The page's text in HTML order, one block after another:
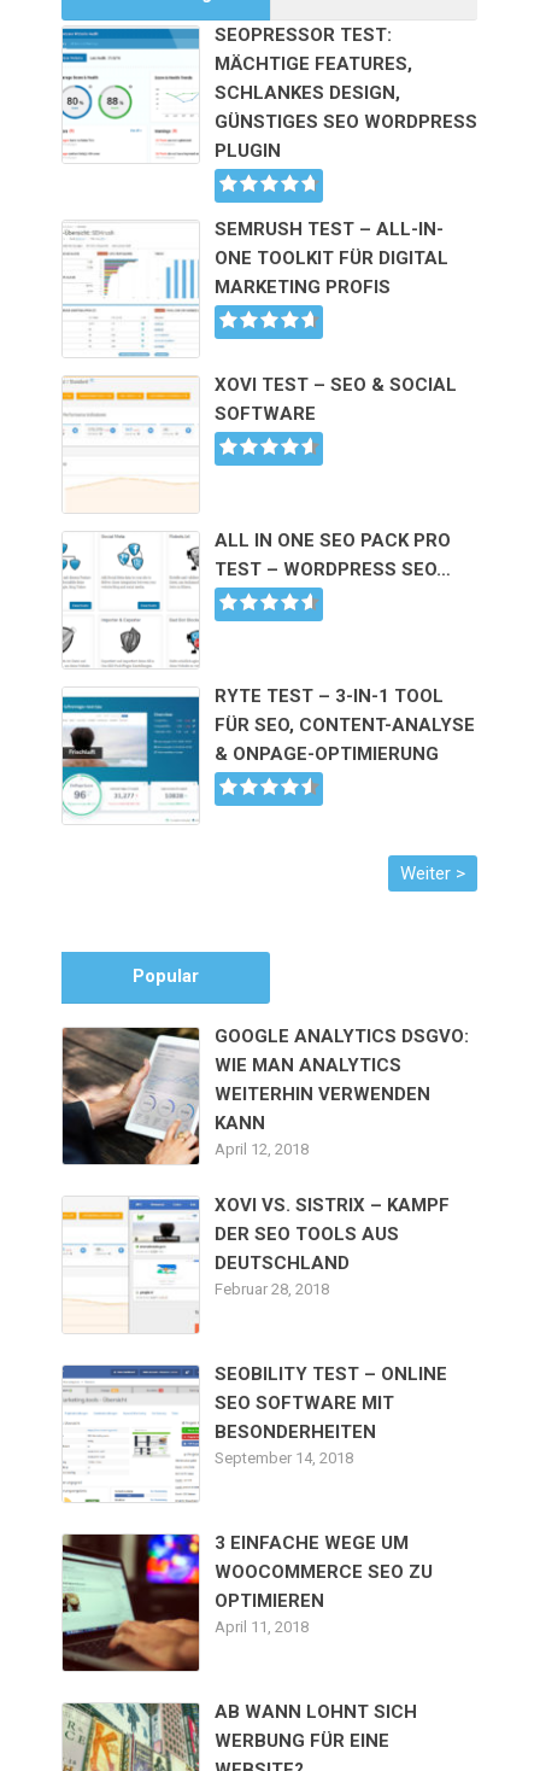
SEOPRESSOR TEST:
MÄCHTIGE FEATURES,
SCHLANKES DESIGN,
GÜNSTIGES SEO WORDPRESS
PLUGIN
SEMRUSH TEST – ALL-IN-
ONE TOOLKIT FÜR DIGITAL
MARKETING PROFIS
XOVI TEST – SEO & SOCIAL
SOFTWARE
ALL IN ONE SEO PACK PRO
TEST – WORDPRESS SEO…
RYTE TEST – 3-IN-1 TOOL
FÜR SEO, CONTENT-ANALYSE
& ONPAGE-OPTIMIERUNG
Popular
GOOGLE ANALYTICS DSGVO:
WIE MAN ANALYTICS
WEITERHIN VERWENDEN
KANN
April 12, 2018
XOVI VS. SISTRIX – KAMPF
DER SEO TOOLS AUS
DEUTSCHLAND
Februar 28, 2018
SEOBILITY TEST – ONLINE
SEO SOFTWARE MIT
BESONDERHEITEN
September 14, 2018
3 EINFACHE WEGE UM
WOOCOMMERCE SEO ZU
OPTIMIEREN
April 11, 2018
AB WANN LOHNT SICH
WERBUNG FÜR EINE